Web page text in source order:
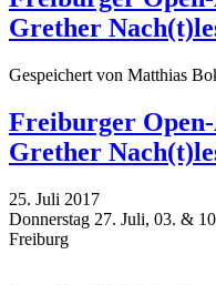
Grether
Gespeichert von Matthias
Freiburger
Grether
25. Juli 2017
Donnerstag 27. Juli, 03. &
Freiburg